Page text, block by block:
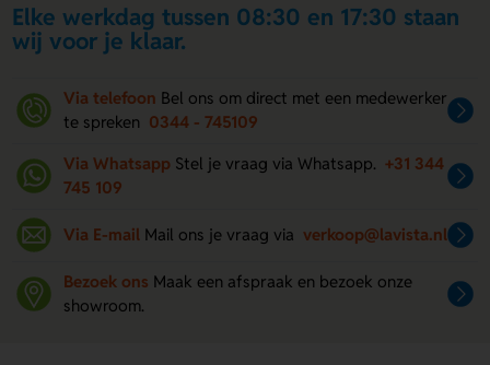
Elke werkdag tussen 08:30 en 17:30 staan
wij voor je klaar.
Via telefoon Bel ons om direct met een medewerker
te spreken 0344 - 745109
Via Whatsapp Stel je vraag via Whatsapp. +31 344
745 109
Via E-mail Mail ons je vraag via verkoop@lavista.nl
Bezoek ons Maak een afspraak en bezoek onze
showroom.